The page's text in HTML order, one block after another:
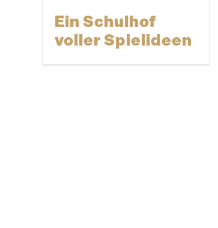
Ein Schulhof
voller Spielideen